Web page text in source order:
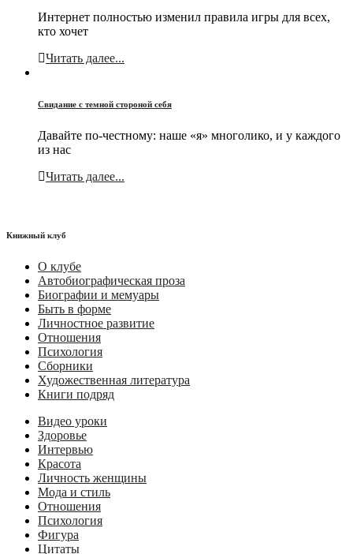
Интернет полностью изменил правила игры для всех,
кто хочет
Читать далее...
Свидание с темной стороной себя
Давайте по-честному: наше «я» многолико, и у каждого
из нас
Читать далее...
Книжный клуб
О клубе
Автобиографическая проза
Биографии и мемуары
Быть в форме
Личностное развитие
Отношения
Психология
Сборники
Художественная литература
Книги подряд
Видео уроки
Здоровье
Интервью
Красота
Личность женщины
Мода и стиль
Отношения
Психология
Фигура
Цитаты